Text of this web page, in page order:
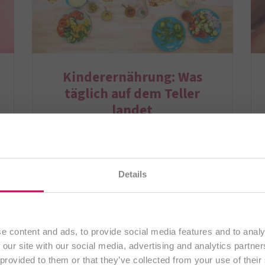
Details
content and ads, to provide social media features and to
site with our social media, advertising and analytics
to them or that they’ve collected from your use of their
Kinderernährung: Was
täglich auf dem Teller
landet
weiterlesen
Matic
gerade unsere österreichische Website
. Alle
ausschließlich an Kunden ausÖsterreich.
Fortfahren